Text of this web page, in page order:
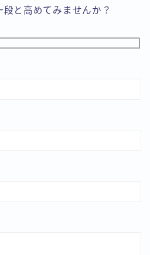
と高めてみませんか？